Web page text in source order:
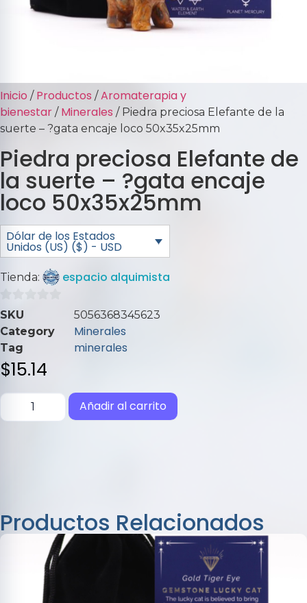
Inicio / Productos /Aromaterapia y
bienestar / Minerales / Piedra preciosa Elefante de la
suerte – ?gata encaje loco 50x35x25mm
Piedra preciosa Elefante de
la suerte – ?gata encaje
loco 50x35x25mm
Dólar de los Estados
Unidos (US) ($) - USD
Tienda: espacio alquimista
0
de
5
SKU
5056368345623
Category
Minerales
Tag minerales
$15.14
Añadir al carrito
Productos Relacionados